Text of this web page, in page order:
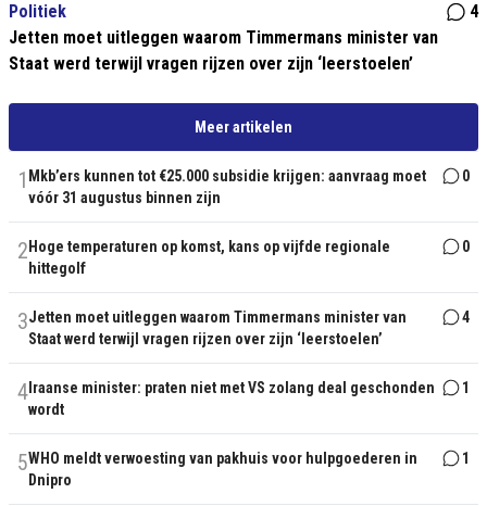
Politiek
4
Jetten moet uitleggen waarom Timmermans minister van
Staat werd terwijl vragen rijzen over zijn ‘leerstoelen’
Meer artikelen
1 Mkb’ers kunnen tot €25.000 subsidie krijgen: aanvraag moet
vóór 31 augustus binnen zijn
0
2 Hoge temperaturen op komst, kans op vijfde regionale
hittegolf
0
3Jetten moet uitleggen waarom Timmermans minister van
Staat werd terwijl vragen rijzen over zijn ‘leerstoelen’
4
4 Iraanse minister: praten niet met VS zolang deal geschonden
wordt
1
5WHO meldt verwoesting van pakhuis voor hulpgoederen in
Dnipro
1